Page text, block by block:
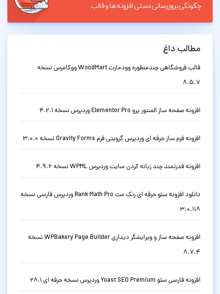
مطالب داغ
قالب فروشگاهی چندمنظوره وودمارت WoodMart ووکامرس نسخه
8.5.7
افزونه صفحه ساز المنتور پرو Elementor Pro وردپرس نسخه 4.2.1
افزونه فرم ساز حرفه ای وردپرس گرویتی فرم Gravity Forms نسخه 3.0.0
افزونه قدرتمند چند زبانه کردن سایت وردپرس WPML نسخه 4.9.6
دانلود افزونه سئو حرفه ای رنک مث Rank Math Pro وردپرس فارسی نسخه
3.0.118
افزونه صفحه ساز و ویرایشگر دیداری WPBakery Page Builder نسخه
8.7.4
افزونه فارسی سئو Yoast SEO Premium وردپرس نسخه حرفه ای 28.1